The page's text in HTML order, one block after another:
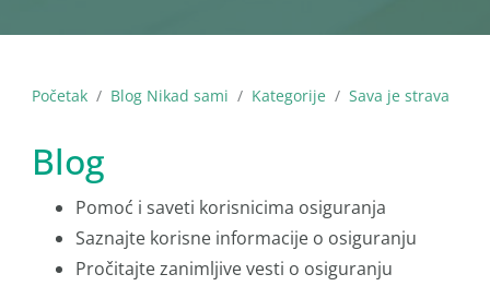
Početak Blog Nikad sami Kategorije Sava je strava
Blog
Pomoć i saveti korisnicima osiguranja
Saznajte korisne informacije o osiguranju
Pročitajte zanimljive vesti o osiguranju